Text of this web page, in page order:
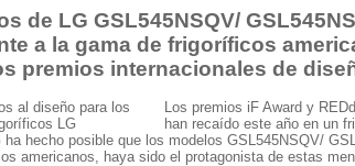
de LG GSL545NSQV/
a la gama de frigoríficos
premios internacionales de
Los premios iF Award y
han recaído este año en un
ha hecho posible que los modelos GSL545NSQV/
americanos, haya sido el protagonista de estas